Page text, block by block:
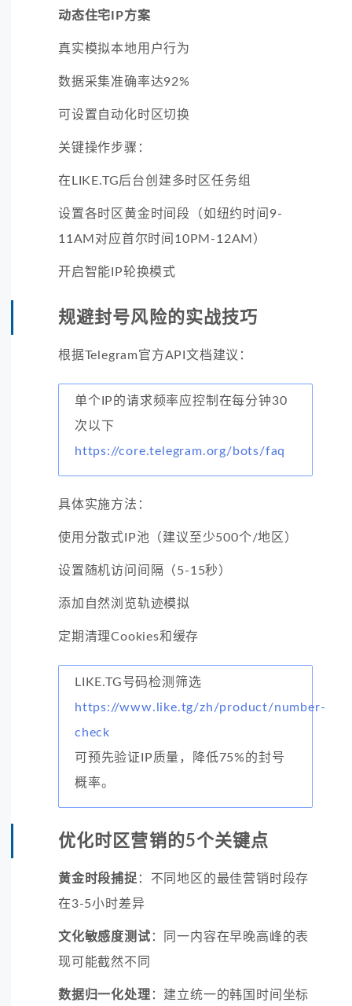
动态住宅IP方案
真实模拟本地用户行为
数据采集准确率达92%
可设置自动化时区切换
关键操作步骤：
在LIKE.TG后台创建多时区任务组
设置各时区黄金时间段（如纽约时间9-
11AM对应首尔时间10PM-12AM）
开启智能IP轮换模式
规避封号风险的实战技巧
根据Telegram官方API文档建议：
单个IP的请求频率应控制在每分钟30
次以下
https://core.telegram.org/bots/faq
具体实施方法：
使用分散式IP池（建议至少500个/地区）
设置随机访问间隔（5-15秒）
添加自然浏览轨迹模拟
定期清理Cookies和缓存
LIKE.TG号码检测筛选
https://www.like.tg/zh/product/number-
check
可预先验证IP质量，降低75%的封号
概率。
优化时区营销的5个关键点
黄金时段捕捉 ：不同地区的最佳营销时段存
在3-5小时差异
文化敏感度测试 ：同一内容在早晚高峰的表
现可能截然不同
数据归一化处理 ：建立统一的韩国时间坐标